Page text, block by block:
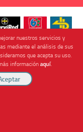
nuestros servicios y
mediante el análisis de sus
que acepta su uso.
informaciónaquí.